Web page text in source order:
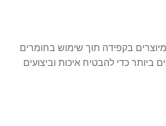
בקפידה תוך שימוש בחומרים
ביותר כדי להבטיח איכות וביצועים